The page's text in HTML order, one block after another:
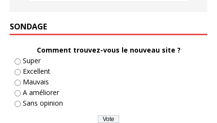
SONDAGE
Comment trouvez-vous le nouveau site ?
Super
Excellent
Mauvais
A améliorer
Sans opinion